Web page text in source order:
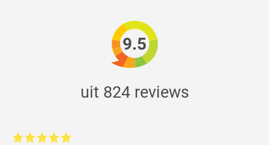
9.5
uit 824 reviews